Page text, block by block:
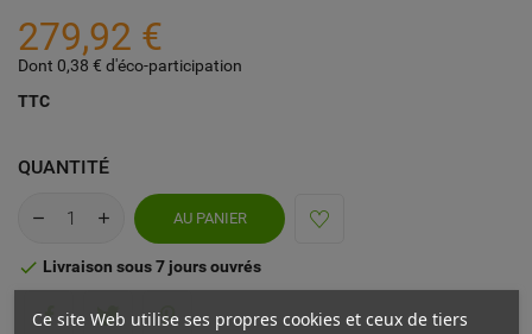
279,92 €
Dont 0,38 € d'éco-participation
TTC
QUANTITÉ
AU PANIER
 Livraison sous 7 jours ouvrés
Ce site Web utilise ses propres cookies et ceux de tiers